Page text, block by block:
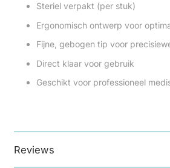
Steriel verpakt (per stuk)
Ergonomisch ontwerp voor
Fijne, gebogen tip voor
Direct klaar voor gebruik
Geschikt voor professioneel
Reviews